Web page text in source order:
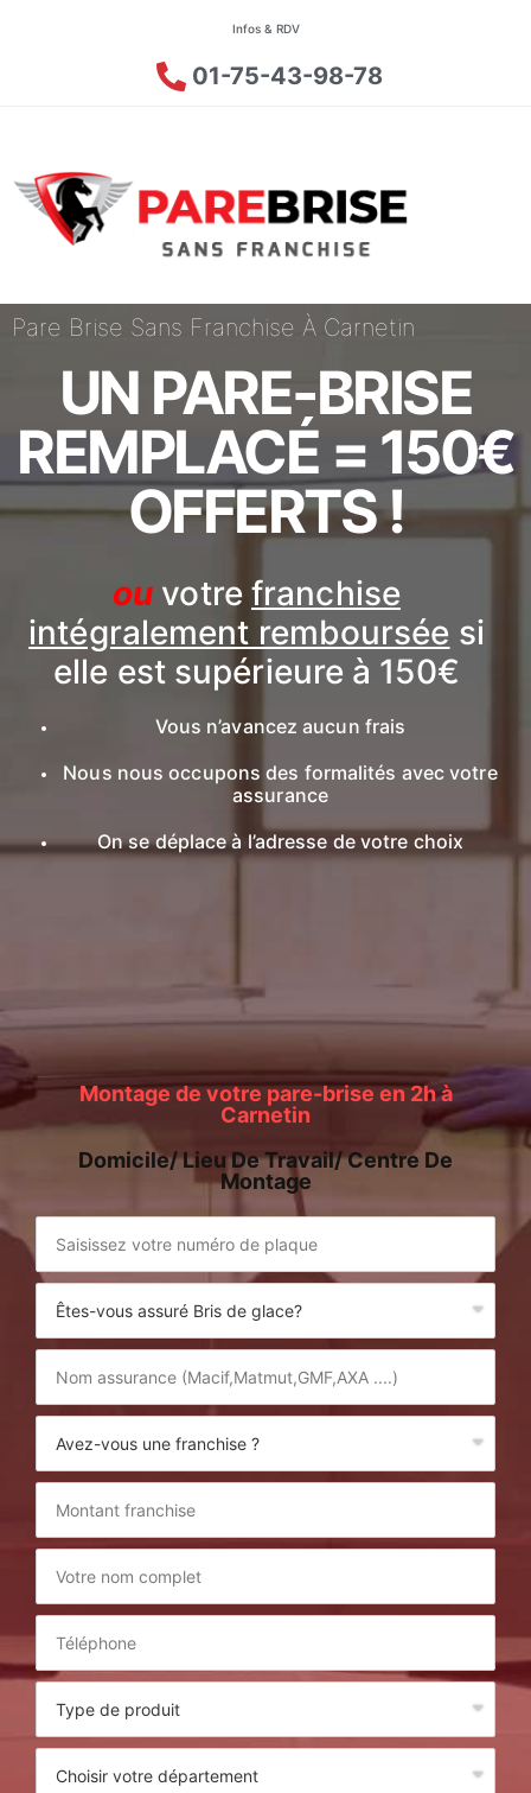
Infos & RDV
01-75-43-98-78
Pare Brise Sans Franchise À Carnetin
UN PARE-BRISE
REMPLACÉ = 150€
OFFERTS !
ou votre franchise
intégralement remboursée si
elle est supérieure à 150€
Vous n’avancez aucun frais
Nous nous occupons des formalités avec votre
assurance
On se déplace à l’adresse de votre choix
Montage de votre pare-brise en 2h à
Carnetin
Domicile/ Lieu De Travail/ Centre De
Montage